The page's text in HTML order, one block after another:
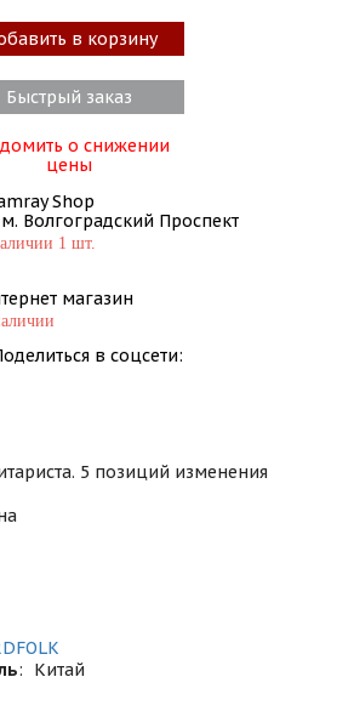
в корзину
Быстрый заказ
о снижении
цены
Shop
Волгоградский Проспект
1 шт.
магазин
в соцсети:
5 позиций изменения
: Китай